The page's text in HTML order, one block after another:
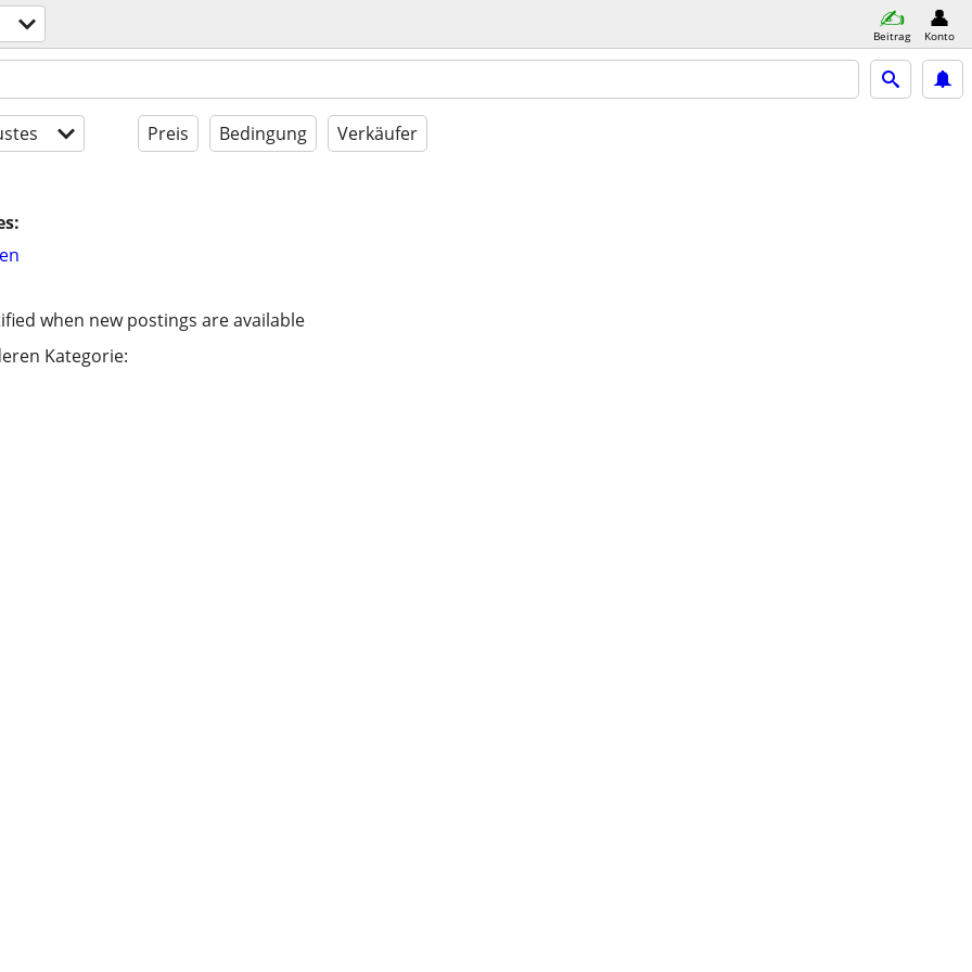
Beitrag Konto
Preis Bedingung Verkäufer
when new postings are available
Kategorie: